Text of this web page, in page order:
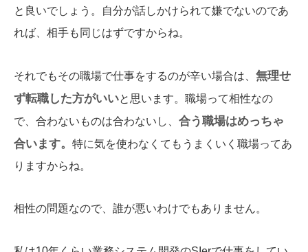
と良いでしょう。自分が話しかけられて嫌でないのであ
れば、相手も同じはずですからね。
それでもその職場で仕事をするのが辛い場合は、 無理せ
ず転職した方がいいと思います。職場って相性なの
で、合わないものは合わないし、 合う職場はめっちゃ
合います。 特に気を使わなくてもうまくいく職場ってあ
りますからね。
相性の問題なので、誰が悪いわけでもありません。